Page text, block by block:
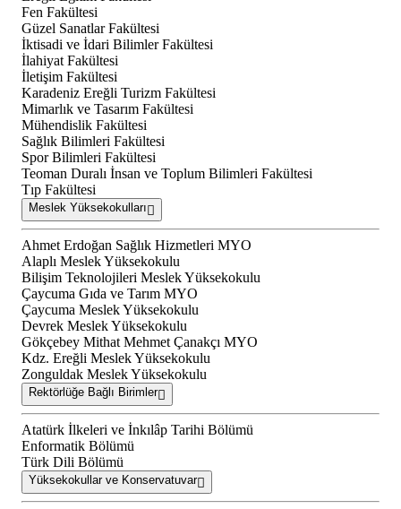
Fen Fakültesi
Güzel Sanatlar Fakültesi
İktisadi ve İdari Bilimler Fakültesi
İlahiyat Fakültesi
İletişim Fakültesi
Karadeniz Ereğli Turizm Fakültesi
Mimarlık ve Tasarım Fakültesi
Mühendislik Fakültesi
Sağlık Bilimleri Fakültesi
Spor Bilimleri Fakültesi
Teoman Duralı İnsan ve Toplum Bilimleri Fakültesi
Tıp Fakültesi
Meslek Yüksekokulları
Ahmet Erdoğan Sağlık Hizmetleri MYO
Alaplı Meslek Yüksekokulu
Bilişim Teknolojileri Meslek Yüksekokulu
Çaycuma Gıda ve Tarım MYO
Çaycuma Meslek Yüksekokulu
Devrek Meslek Yüksekokulu
Gökçebey Mithat Mehmet Çanakçı MYO
Kdz. Ereğli Meslek Yüksekokulu
Zonguldak Meslek Yüksekokulu
Rektörlüğe Bağlı Birimler
Atatürk İlkeleri ve İnkılâp Tarihi Bölümü
Enformatik Bölümü
Türk Dili Bölümü
Yüksekokullar ve Konservatuvar